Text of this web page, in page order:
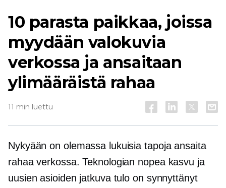
10 parasta paikkaa, joissa
myydään valokuvia
verkossa ja ansaitaan
ylimääräistä rahaa
11 min luettu
Nykyään on olemassa lukuisia tapoja ansaita
rahaa verkossa. Teknologian nopea kasvu ja
uusien asioiden jatkuva tulo on synnyttänyt